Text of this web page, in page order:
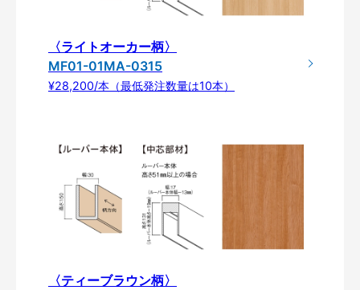
〈ライトオーカー柄〉
MF01-01MA-0315
¥28,200/本（最低発注数量は10本）
〈ティーブラウン柄〉